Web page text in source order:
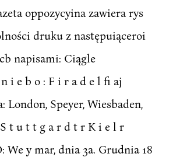
oppozycyina zawiera rys
druku z następuiąceroi
napisami: Ciągle
i e b o : F i r a d e l fi aj
London, Speyer, Wiesbaden,
S t u t t g a r d t r K i e l r
We y mar, dnia 3a. Grudnia 18